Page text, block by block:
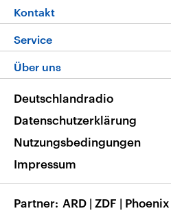
Die Nachrichten
Nachrichtenleicht
Neue Beiträge auf dlf.de
Livestream
Podcasts
Deutschlandfunk App
Nachrichten App
Frequenzen
Kontakt
Hörerservice
Service
FAQ
Veranstaltungen
Musikliste
RSS
Über uns
Barrierefreiheit
Deutschlandradio
Datenschutzerklärung
Nutzungsbedingungen
Impressum
Partner ARD | ZDF | Phoenix